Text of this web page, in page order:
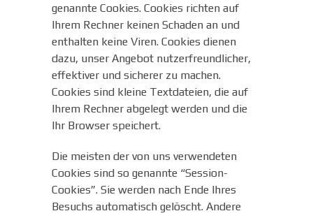
genannte Cookies. Cookies richten auf
Ihrem Rechner keinen Schaden an und
enthalten keine Viren. Cookies dienen
dazu, unser Angebot nutzerfreundlicher,
effektiver und sicherer zu machen.
Cookies sind kleine Textdateien, die auf
Ihrem Rechner abgelegt werden und die
Ihr Browser speichert.
Die meisten der von uns verwendeten
Cookies sind so genannte “Session-
Cookies”. Sie werden nach Ende Ihres
Besuchs automatisch gelöscht. Andere